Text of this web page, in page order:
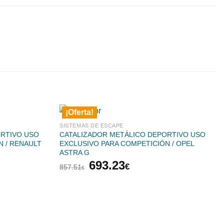
USO
/ RENAULT
¡Oferta!
SISTEMAS DE ESCAPE
CATALIZADOR METÁLICO DEPORTIVO USO
EXCLUSIVO PARA COMPETICIÓN / OPEL
ASTRA G
857.51€
El
693.23€El